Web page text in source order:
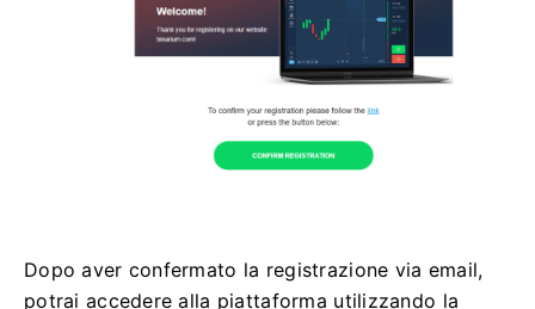
Dopo aver confermato la registrazione via email,
potrai accedere alla piattaforma utilizzando la